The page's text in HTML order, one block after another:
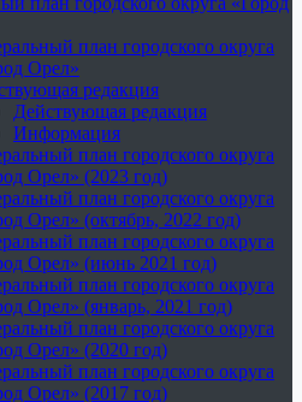
план городского округа
Орел»
редакция
Действующая редакция
Информация
план городского округа
Орел» (2023 год)
план городского округа
Орел» (октябрь, 2022 год)
план городского округа
Орел» (июнь 2021 год)
план городского округа
Орел» (январь, 2021 год)
план городского округа
Орел» (2020 год)
план городского округа
Орел» (2017 год)